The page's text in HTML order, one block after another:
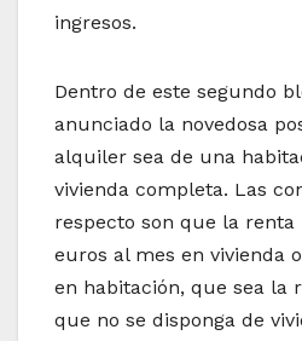
ingresos.
Dentro de este segundo
anunciado la novedosa
alquiler sea de una
vivienda completa. Las
respecto son que la renta
euros al mes en vivienda
en habitación, que sea la
que no se disponga de